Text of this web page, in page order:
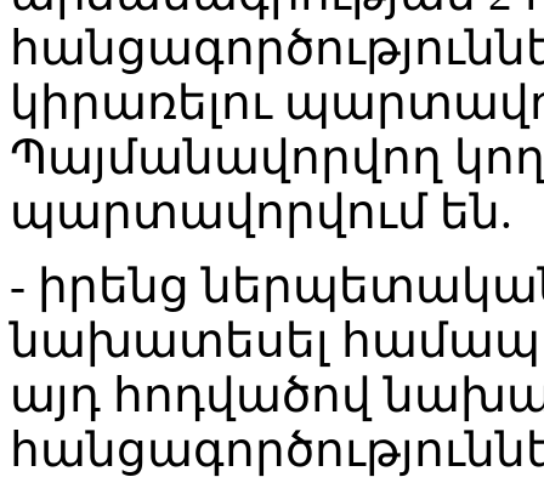
կիրառելու
Պայմանավորվող
պարտավորվում են.
- իրենց
նախատեսել
այդ հոդվածով